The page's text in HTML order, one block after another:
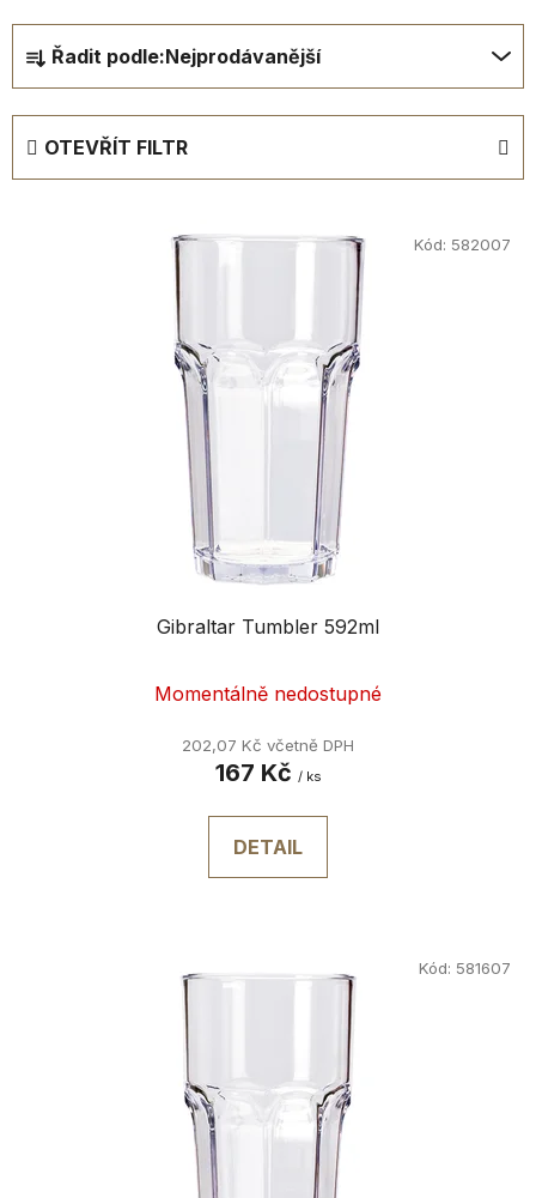
n
Řadit podle:Nejprodávanější
OTEVŘÍT FILTR
Gibraltar Tumbler 592ml
Momentálně nedostupné
202,07 Kč včetně DPH
167 Kč / ks
DETAIL
Kód: 582007
Kód: 581607